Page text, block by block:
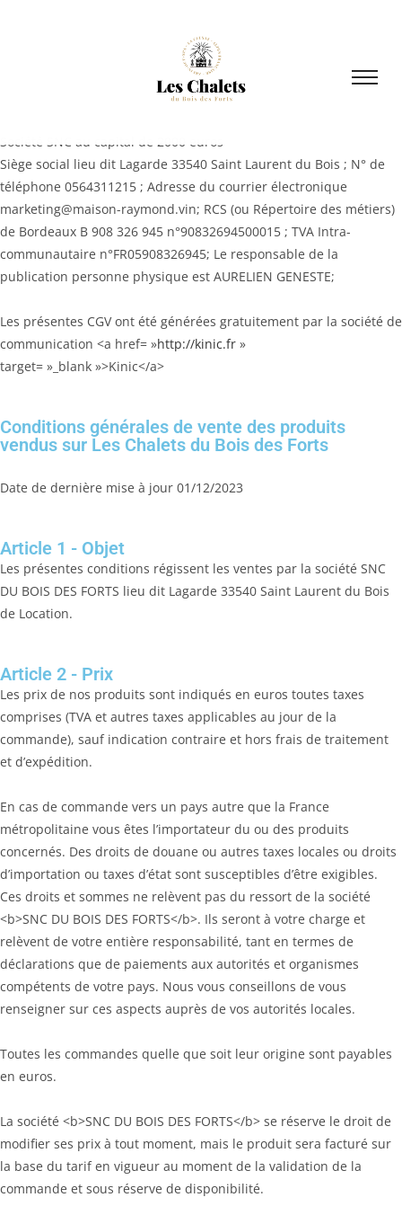
Société SNC au capital de 2000 euros
Siège social lieu dit Lagarde 33540 Saint Laurent du Bois ; N° de
téléphone 0564311215 ; Adresse du courrier électronique
marketing@maison-raymond.vin; RCS (ou Répertoire des métiers)
de Bordeaux B 908 326 945 n°90832694500015 ; TVA Intra-
communautaire n°FR05908326945; Le responsable de la
publication personne physique est AURELIEN GENESTE;
Les présentes CGV ont été générées gratuitement par la société de
communication <a href= »http://kinic.fr »
target= »_blank »>Kinic</a>
Conditions générales de vente des produits
vendus sur Les Chalets du Bois des Forts
Date de dernière mise à jour 01/12/2023
Article 1 - Objet
Les présentes conditions régissent les ventes par la société SNC
DU BOIS DES FORTS lieu dit Lagarde 33540 Saint Laurent du Bois
de Location.
Article 2 - Prix
Les prix de nos produits sont indiqués en euros toutes taxes
comprises (TVA et autres taxes applicables au jour de la
commande), sauf indication contraire et hors frais de traitement
et d’expédition.
En cas de commande vers un pays autre que la France
métropolitaine vous êtes l’importateur du ou des produits
concernés. Des droits de douane ou autres taxes locales ou droits
d’importation ou taxes d’état sont susceptibles d’être exigibles.
Ces droits et sommes ne relèvent pas du ressort de la société
<b>SNC DU BOIS DES FORTS</b>. Ils seront à votre charge et
relèvent de votre entière responsabilité, tant en termes de
déclarations que de paiements aux autorités et organismes
compétents de votre pays. Nous vous conseillons de vous
renseigner sur ces aspects auprès de vos autorités locales.
Toutes les commandes quelle que soit leur origine sont payables
en euros.
La société <b>SNC DU BOIS DES FORTS</b> se réserve le droit de
modifier ses prix à tout moment, mais le produit sera facturé sur
la base du tarif en vigueur au moment de la validation de la
commande et sous réserve de disponibilité.